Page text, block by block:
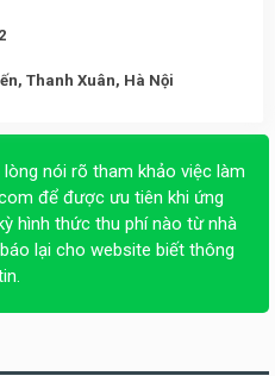
Thanh Xuân, Hà Nội
nói rõ tham khảo việc làm
để được ưu tiên khi ứng
hình thức thu phí nào từ nhà
lại cho website biết thông